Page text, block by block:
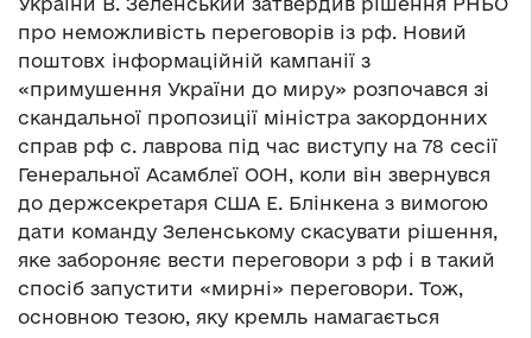
про неможливість переговорів із рф. Новий
поштовх інформаційній кампанії з
«примушення України до миру» розпочався зі
скандальної пропозиції міністра закордонних
справ рф с. лаврова під час виступу на 78 сесії
Генеральної Асамблеї ООН, коли він звернувся
до держсекретаря США Е. Блінкена з вимогою
дати команду Зеленському скасувати рішення,
яке забороняє вести переговори з рф і в такий
спосіб запустити «мирні» переговори. Тож,
основною тезою, яку кремль намагається